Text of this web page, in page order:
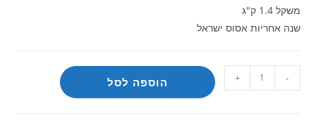
משקל 1.4 ק"ג
שנה אחריות אסוס ישראל
של
-
+ הוספה לסל